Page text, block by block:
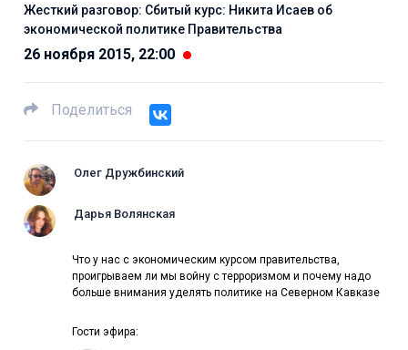
Жесткий разговор: Сбитый курс: Никита Исаев об
экономической политике Правительства
26 ноября 2015, 22:00
Поделиться
Олег Дружбинский
Дарья Волянская
Что у нас с экономическим курсом правительства,
проигрываем ли мы войну с терроризмом и почему надо
больше внимания уделять политике на Северном Кавказе
Гости эфира: